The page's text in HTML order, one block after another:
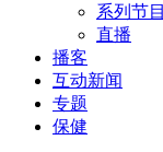
系列节目
直播
播客
互动新闻
专题
保健